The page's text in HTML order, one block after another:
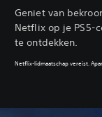
Geniet van
Netflix op je PS5-
te ontdekken.
Netflix-lidmaatschap vereist.